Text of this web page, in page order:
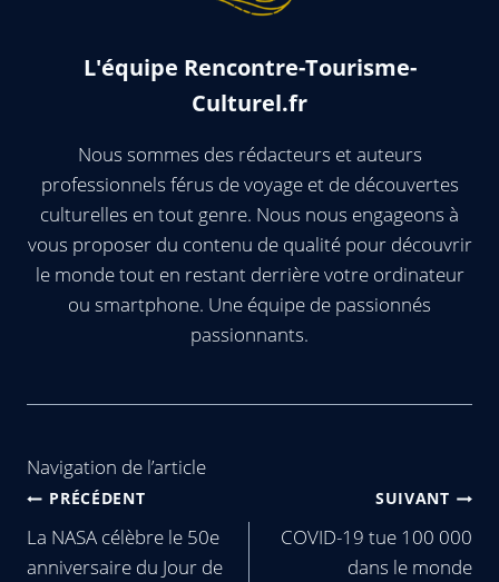
L'équipe Rencontre-Tourisme-
Culturel.fr
Nous sommes des rédacteurs et auteurs
professionnels férus de voyage et de découvertes
culturelles en tout genre. Nous nous engageons à
vous proposer du contenu de qualité pour découvrir
le monde tout en restant derrière votre ordinateur
ou smartphone. Une équipe de passionnés
passionnants.
Navigation de l’article
PRÉCÉDENT
La NASA célèbre le 50e
anniversaire du Jour de
SUIVANT
COVID-19 tue 100 000
dans le monde